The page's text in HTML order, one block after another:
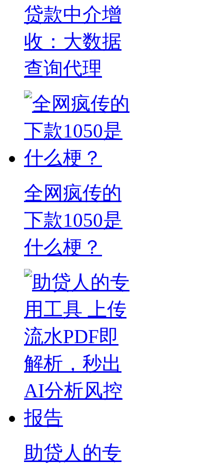
贷款中介增
收：大数据
查询代理
全网疯传的
下款1050是
什么梗？
助贷人的专